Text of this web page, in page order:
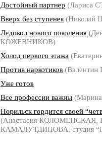
Достойный партнер (Лариса
Вверх без ступенек
Ледокол нового поколения
КОЖЕВНИКОВ)
Холод первого этажа
Против наркотиков
Уже готов
Все профессии важны
Норильск гордится своей
(Анастасия КОЛОМЕНСКАЯ,
КАМАЛУТДИНОВА, студия